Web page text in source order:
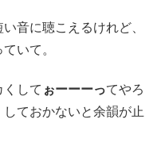
音に聴こえるけれど、
いて。
して ぉーーーってやろ
ておかないと余韻が止